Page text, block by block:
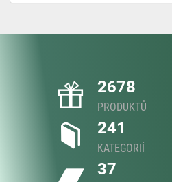
2678
PRODUKTŮ
241
KATEGORIÍ
37